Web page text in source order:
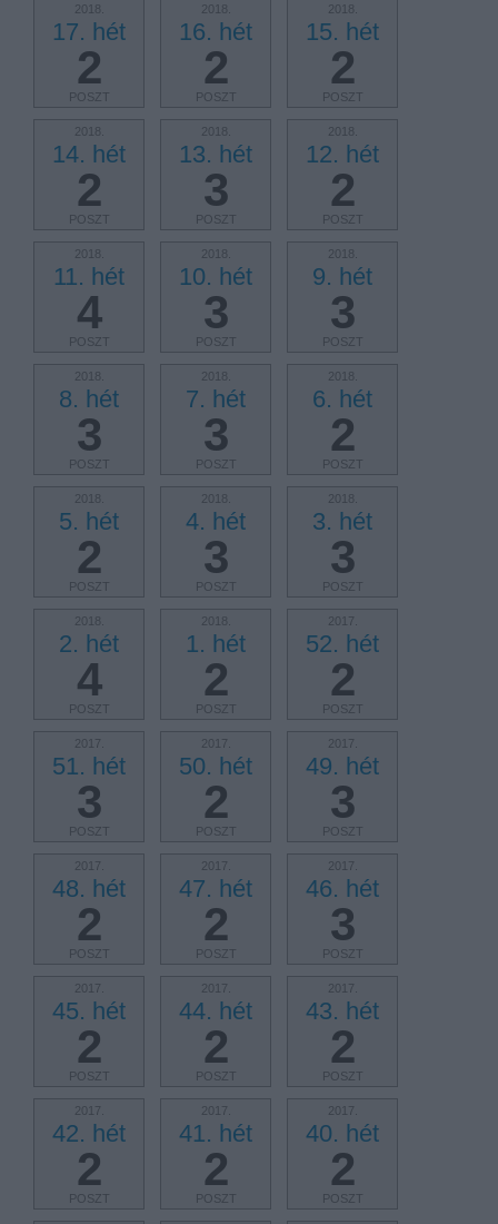
2018.
17. hét
2
POSZT
2018.
16. hét
2
POSZT
2018.
15. hét
2
POSZT
2018.
14. hét
2
POSZT
2018.
13. hét
3
POSZT
2018.
12. hét
2
POSZT
2018.
11. hét
4
POSZT
2018.
10. hét
3
POSZT
2018.
9. hét
3
POSZT
2018.
8. hét
3
POSZT
2018.
7. hét
3
POSZT
2018.
6. hét
2
POSZT
2018.
5. hét
2
POSZT
2018.
4. hét
3
POSZT
2018.
3. hét
3
POSZT
2018.
2. hét
4
POSZT
2018.
1. hét
2
POSZT
2017.
52. hét
2
POSZT
2017.
51. hét
3
POSZT
2017.
50. hét
2
POSZT
2017.
49. hét
3
POSZT
2017.
48. hét
2
POSZT
2017.
47. hét
2
POSZT
2017.
46. hét
3
POSZT
2017.
45. hét
2
POSZT
2017.
44. hét
2
POSZT
2017.
43. hét
2
POSZT
2017.
42. hét
2
POSZT
2017.
41. hét
2
POSZT
2017.
40. hét
2
POSZT